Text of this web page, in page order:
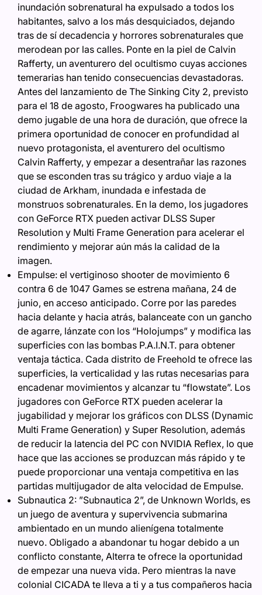
inundación sobrenatural ha expulsado a todos los
habitantes, salvo a los más desquiciados, dejando
tras de sí decadencia y horrores sobrenaturales que
merodean por las calles. Ponte en la piel de Calvin
Rafferty, un aventurero del ocultismo cuyas acciones
temerarias han tenido consecuencias devastadoras.
Antes del lanzamiento de The Sinking City 2, previsto
para el 18 de agosto, Froogwares ha publicado una
demo jugable de una hora de duración, que ofrece la
primera oportunidad de conocer en profundidad al
nuevo protagonista, el aventurero del ocultismo
Calvin Rafferty, y empezar a desentrañar las razones
que se esconden tras su trágico y arduo viaje a la
ciudad de Arkham, inundada e infestada de
monstruos sobrenaturales. En la demo, los jugadores
con GeForce RTX pueden activar DLSS Super
Resolution y Multi Frame Generation para acelerar el
rendimiento y mejorar aún más la calidad de la
imagen.
Empulse: el vertiginoso shooter de movimiento 6
contra 6 de 1047 Games se estrena mañana, 24 de
junio, en acceso anticipado. Corre por las paredes
hacia delante y hacia atrás, balanceate con un gancho
de agarre, lánzate con los “Holojumps” y modifica las
superficies con las bombas P.A.I.N.T. para obtener
ventaja táctica. Cada distrito de Freehold te ofrece las
superficies, la verticalidad y las rutas necesarias para
encadenar movimientos y alcanzar tu “flowstate”. Los
jugadores con GeForce RTX pueden acelerar la
jugabilidad y mejorar los gráficos con DLSS (Dynamic
Multi Frame Generation) y Super Resolution, además
de reducir la latencia del PC con NVIDIA Reflex, lo que
hace que las acciones se produzcan más rápido y te
puede proporcionar una ventaja competitiva en las
partidas multijugador de alta velocidad de Empulse.
Subnautica 2: ”Subnautica 2”, de Unknown Worlds, es
un juego de aventura y supervivencia submarina
ambientado en un mundo alienígena totalmente
nuevo. Obligado a abandonar tu hogar debido a un
conflicto constante, Alterra te ofrece la oportunidad
de empezar una nueva vida. Pero mientras la nave
colonial CICADA te lleva a ti y a tus compañeros hacia